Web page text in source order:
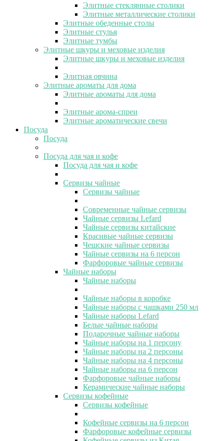
Элитные стеклянные столики
Элитные металлические столики
Элитные обеденные столы
Элитные стулья
Элитные тумбы
Элитные шкуры и меховые изделия
Элитные шкуры и меховые изделия
Элитная овчина
Элитные ароматы для дома
Элитные ароматы для дома
Элитные арома-спреи
Элитные ароматические свечи
Посуда
Посуда
Посуда для чая и кофе
Посуда для чая и кофе
Сервизы чайные
Сервизы чайные
Современные чайные сервизы
Чайные сервизы Lefard
Чайные сервизы китайские
Красивые чайные сервизы
Чешские чайные сервизы
Чайные сервизы на 6 персон
Фарфоровые чайные сервизы
Чайные наборы
Чайные наборы
Чайные наборы в коробке
Чайные наборы с чашками 250 мл
Чайные наборы Lefard
Белые чайные наборы
Подарочные чайные наборы
Чайные наборы на 1 персону
Чайные наборы на 2 персоны
Чайные наборы на 4 персоны
Чайные наборы на 6 персон
Фарфоровые чайные наборы
Керамические чайные наборы
Сервизы кофейные
Сервизы кофейные
Кофейные сервизы на 6 персон
Фарфоровые кофейные сервизы